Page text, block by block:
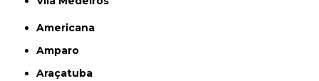
Americana
Amparo
Araçatuba